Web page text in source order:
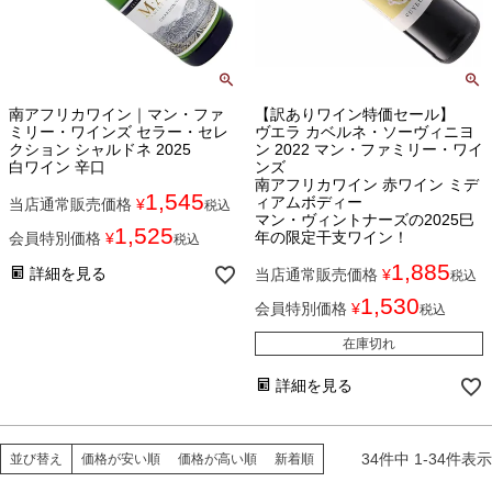
南アフリカワイン｜マン・ファ
ミリー・ワインズ セラー・セレ
クション シャルドネ 2025
白ワイン 辛口
当店通常販売価格 ¥1,545税込
会員特別価格 ¥1,525税込
詳細を見る
【訳ありワイン特価セール】
ヴエラ カベルネ・ソーヴィニヨ
ン 2022 マン・ファミリー・ワイ
ンズ
南アフリカワイン 赤ワイン ミデ
ィアムボディー
マン・ヴィントナーズの2025巳
年の限定干支ワイン！
当店通常販売価格 ¥1,885税込
会員特別価格 ¥1,530税込
在庫切れ
詳細を見る
並び替え 価格が安い順 価格が高い順 新着順 34件中 1-34件表示